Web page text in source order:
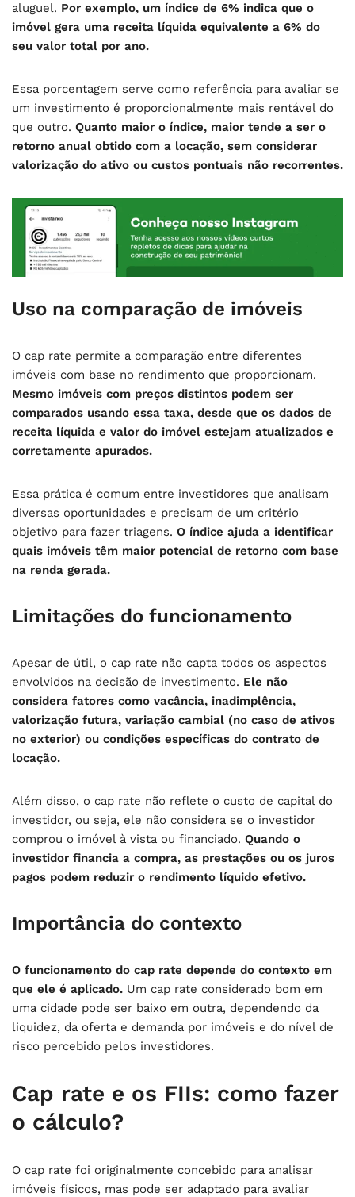
aluguel. Por exemplo, um índice de 6% indica que o
imóvel gera uma receita líquida equivalente a 6% do
seu valor total por ano.
Essa porcentagem serve como referência para avaliar se
um investimento é proporcionalmente mais rentável do
que outro. Quanto maior o índice, maior tende a ser o
retorno anual obtido com a locação, sem considerar
valorização do ativo ou custos pontuais não recorrentes.
Uso na comparação de imóveis
O cap rate permite a comparação entre diferentes
imóveis com base no rendimento que proporcionam.
Mesmo imóveis com preços distintos podem ser
comparados usando essa taxa, desde que os dados de
receita líquida e valor do imóvel estejam atualizados e
corretamente apurados.
Essa prática é comum entre investidores que analisam
diversas oportunidades e precisam de um critério
objetivo para fazer triagens. O índice ajuda a identificar
quais imóveis têm maior potencial de retorno com base
na renda gerada.
Limitações do funcionamento
Apesar de útil, o cap rate não capta todos os aspectos
envolvidos na decisão de investimento. Ele não
considera fatores como vacância, inadimplência,
valorização futura, variação cambial (no caso de ativos
no exterior) ou condições específicas do contrato de
locação.
Além disso, o cap rate não reflete o custo de capital do
investidor, ou seja, ele não considera se o investidor
comprou o imóvel à vista ou financiado. Quando o
investidor financia a compra, as prestações ou os juros
pagos podem reduzir o rendimento líquido efetivo.
Importância do contexto
O funcionamento do cap rate depende do contexto em
que ele é aplicado. Um cap rate considerado bom em
uma cidade pode ser baixo em outra, dependendo da
liquidez, da oferta e demanda por imóveis e do nível de
risco percebido pelos investidores.
Cap rate e os FIIs: como fazer
o cálculo?
O cap rate foi originalmente concebido para analisar
imóveis físicos, mas pode ser adaptado para avaliar